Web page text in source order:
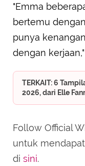
"Emma
bertemu
punya
dengan
TERKAIT: 6
2026, dari Elle
Follow Official
untuk
di sini.